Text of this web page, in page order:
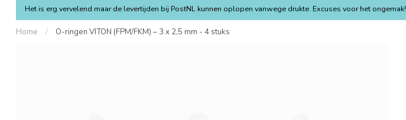
Het is erg vervelend maar de levertijden bij PostNL kunnen oplopen vanwege drukte. Excuses voor het ongemak!
Home / O-ringen VITON (FPM/FKM) – 3 x 2,5 mm - 4 stuks